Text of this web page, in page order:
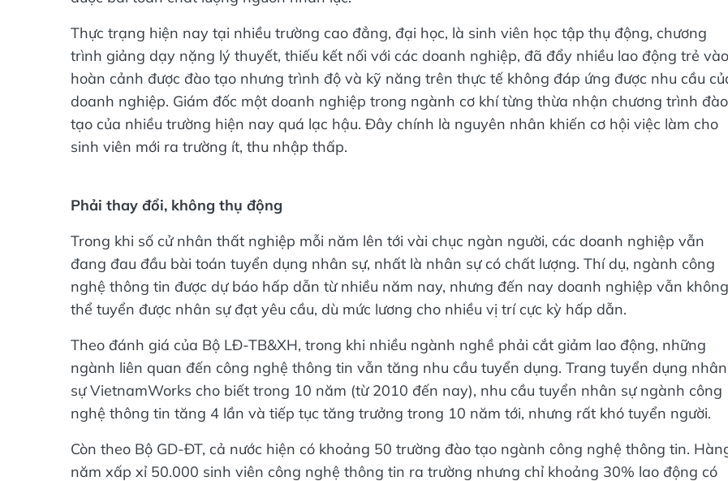
Thực trạng hiện nay tại nhiều trường cao đẳng, đại học, là sinh viên học tập thụ động, chương
trình giảng dạy nặng lý thuyết, thiếu kết nối với các doanh nghiệp, đã đẩy nhiều lao động trẻ vào
hoàn cảnh được đào tạo nhưng trình độ và kỹ năng trên thực tế không đáp ứng được nhu cầu của
doanh nghiệp. Giám đốc một doanh nghiệp trong ngành cơ khí từng thừa nhận chương trình đào
tạo của nhiều trường hiện nay quá lạc hậu. Đây chính là nguyên nhân khiến cơ hội việc làm cho
sinh viên mới ra trường ít, thu nhập thấp.
Phải thay đổi, không thụ động
Trong khi số cử nhân thất nghiệp mỗi năm lên tới vài chục ngàn người, các doanh nghiệp vẫn
đang đau đầu bài toán tuyển dụng nhân sự, nhất là nhân sự có chất lượng. Thí dụ, ngành công
nghệ thông tin được dự báo hấp dẫn từ nhiều năm nay, nhưng đến nay doanh nghiệp vẫn không
thể tuyển được nhân sự đạt yêu cầu, dù mức lương cho nhiều vị trí cực kỳ hấp dẫn.
Theo đánh giá của Bộ LĐ-TB&XH, trong khi nhiều ngành nghề phải cắt giảm lao động, những
ngành liên quan đến công nghệ thông tin vẫn tăng nhu cầu tuyển dụng. Trang tuyển dụng nhân
sự VietnamWorks cho biết trong 10 năm (từ 2010 đến nay), nhu cầu tuyển nhân sự ngành công
nghệ thông tin tăng 4 lần và tiếp tục tăng trưởng trong 10 năm tới, nhưng rất khó tuyển người.
Còn theo Bộ GD-ĐT, cả nước hiện có khoảng 50 trường đào tạo ngành công nghệ thông tin. Hàng
năm xấp xỉ 50.000 sinh viên công nghệ thông tin ra trường nhưng chỉ khoảng 30% lao động có